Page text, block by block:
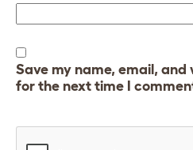
Save my name, email,
for the next time I